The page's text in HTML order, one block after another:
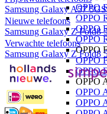
OPPO
OPPO
OPPO
OPPO
OPPO
OPPO
OPPO
OPPO
OPPO
OPPO
Samsung Galaxy A57 5G
Nieuwe telefoons
Samsung Galaxy Z Fold8
Verwachte telefoons
Samsung Galaxy Z Fold8